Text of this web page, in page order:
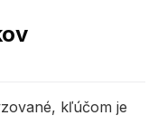
kľúčom je